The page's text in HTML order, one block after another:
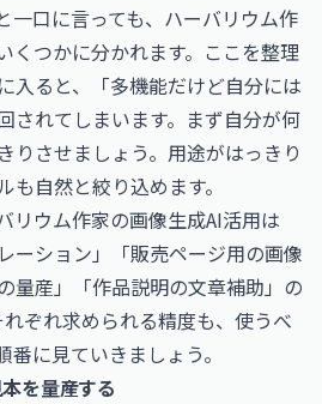
一口に言っても、ハーバリウム作
くつかに分かれます。ここを整理
入ると、「多機能だけど自分には
されてしまいます。まず自分が何
りさせましょう。用途がはっきり
自然と絞り込めます。
リウム作家の画像生成AI活用は
ーション」「販売ページ用の画像
量産」「作品説明の文章補助」の
ぞれ求められる精度も、使うべ
に見ていきましょう。
を量産する